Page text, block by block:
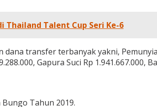
Thailand Talent Cup Seri Ke-6
transfer terbanyak yakni,
Gapura Suci Rp 1.941.667.000,
Tahun 2019.